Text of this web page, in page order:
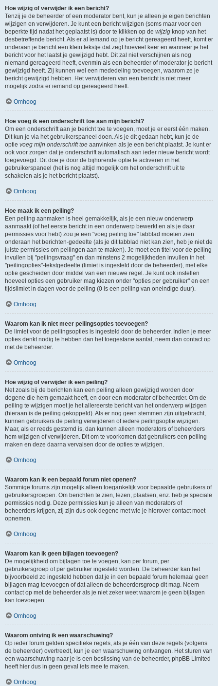
Hoe wijzig of verwijder ik een bericht?
Tenzij je de beheerder of een moderator bent, kun je alleen je eigen berichten
wijzigen en verwijderen. Je kunt een bericht wijzigen (soms maar voor een
beperkte tijd nadat het geplaatst is) door te klikken op de wijzig knop van het
desbetreffende bericht. Als er al iemand op je bericht gereageerd heeft, komt er
onderaan je bericht een klein tekstje dat zegt hoeveel keer en wanneer je het
bericht voor het laatst je gewijzigd hebt. Dit zal niet verschijnen als nog
niemand gereageerd heeft, evenmin als een beheerder of moderator je bericht
gewijzigd heeft. Zij kunnen wel een mededeling toevoegen, waarom ze je
bericht gewijzigd hebben. Het verwijderen van een bericht is niet meer
mogelijk zodra er iemand op gereageerd heeft.
Omhoog
Hoe voeg ik een onderschrift toe aan mijn bericht?
Om een onderschrift aan je bericht toe te voegen, moet je er eerst één maken.
Dit kun je via het gebruikerspaneel doen. Als je dit gedaan hebt, kun je de
optie voeg mijn onderschrift toe aanvinken als je een bericht plaatst. Je kunt er
ook voor zorgen dat je onderschrift automatisch aan ieder nieuw bericht wordt
toegevoegd. Dit doe je door de bijhorende optie te activeren in het
gebruikerspaneel (het is nog altijd mogelijk om het onderschrift uit te
schakelen als je het bericht plaatst).
Omhoog
Hoe maak ik een peiling?
Een peiling aanmaken is heel gemakkelijk, als je een nieuw onderwerp
aanmaakt (of het eerste bericht in een onderwerp bewerkt en als je daar
permissies voor hebt) zou je een "voeg peiling toe" tabblad moeten zien
onderaan het berichten-gedeelte (als je dit tabblad niet kan zien, heb je niet de
juiste permissies om peilingen aan te maken). Je moet een titel voor de peiling
invullen bij "peilingsvraag" en dan minstens 2 mogelijkheden invullen in het
"peilingopties"-tekstgedeelte (limiet is ingesteld door de beheerder), met elke
optie gescheiden door middel van een nieuwe regel. Je kunt ook instellen
hoeveel opties een gebruiker mag kiezen onder "opties per gebruiker" en een
tijdslimiet in dagen voor de peiling (0 is een peiling van oneindige duur).
Omhoog
Waarom kan ik niet meer peilingsopties toevoegen?
De limiet voor de peilingsopties is ingesteld door de beheerder. Indien je meer
opties denkt nodig te hebben dan het toegestane aantal, neem dan contact op
met de beheerder.
Omhoog
Hoe wijzig of verwijder ik een peiling?
Net zoals bij de berichten kan een peiling alleen gewijzigd worden door
degene die hem gemaakt heeft, en door een moderator of beheerder. Om de
peiling te wijzigen moet je het allereerste bericht van het onderwerp wijzigen
(hieraan is de peiling gekoppeld). Als er nog geen stemmen zijn uitgebracht,
kunnen gebruikers de peiling verwijderen of iedere peilingsoptie wijzigen.
Maar, als er reeds gestemd is, dan kunnen alleen moderators of beheerders
hem wijzigen of verwijderen. Dit om te voorkomen dat gebruikers een peiling
maken en deze daarna vervalsen door de opties te wijzigen.
Omhoog
Waarom kan ik een bepaald forum niet openen?
Sommige forums zijn mogelijk alleen toegankelijk voor bepaalde gebruikers of
gebruikersgroepen. Om berichten te zien, lezen, plaatsen, enz. heb je speciale
permissies nodig. Deze permissies kun je alleen van moderators of
beheerders krijgen, zij zijn dus ook degene met wie je hierover contact moet
opnemen.
Omhoog
Waarom kan ik geen bijlagen toevoegen?
De mogelijkheid om bijlagen toe te voegen, kan per forum, per
gebruikersgroep of per gebruiker ingesteld worden. De beheerder kan het
bijvoorbeeld zo ingesteld hebben dat je in een bepaald forum helemaal geen
bijlagen mag toevoegen of dat alleen de beheerdersgroep dit mag. Neem
contact op met de beheerder als je niet zeker weet waarom je geen bijlagen
kan toevoegen.
Omhoog
Waarom ontving ik een waarschuwing?
Op ieder forum gelden specifieke regels, als je één van deze regels (volgens
de beheerder) overtreedt, kun je een waarschuwing ontvangen. Het sturen van
een waarschuwing naar je is een beslissing van de beheerder, phpBB Limited
heeft hier dus in geen geval iets mee te maken.
Omhoog